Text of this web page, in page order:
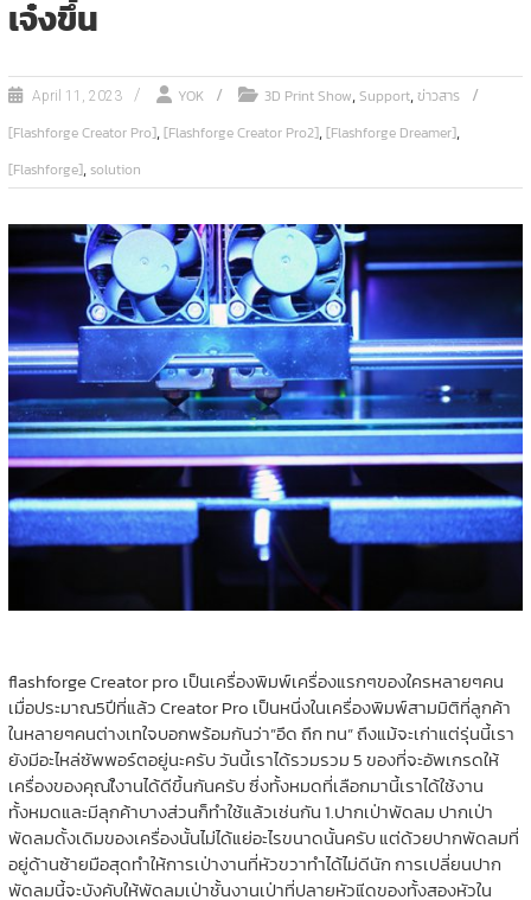
เจ๋งขึ้น
April 11, 2023 YOK 3D Print Show,Support,ข่าวสาร
[Flashforge Creator Pro],[Flashforge Creator Pro2],[Flashforge Dreamer],
[Flashforge],solution
flashforge Creator pro เป็นเครื่องพิมพ์เครื่องแรกๆของใครหลายๆคน
เมื่อประมาณ5ปีที่แล้ว Creator Pro เป็นหนึ่งในเครื่องพิมพ์สามมิติที่ลูกค้า
ในหลายๆคนต่างเทใจบอกพร้อมกันว่า”อึด ถึก ทน” ถึงแม้จะเก่าแต่รุ่นนี้เรา
ยังมีอะไหล่ซัพพอร์ตอยู่นะครับ วันนี้เราได้รวมรวม 5 ของที่จะอัพเกรดให้
เครื่องของคุณใ้งานได้ดีขึ้นกันครับ ซึ่งทั้งหมดที่เลือกมานี้เราได้ใช้งาน
ทั้งหมดและมีลุกค้าบางส่วนก็ทำใช้แล้วเช่นกัน 1.ปากเป่าพัดลม ปากเป่า
พัดลมดั้งเดิมของเครื่องนั้นไม่ได้แย่อะไรขนาดนั้นครับ แต่ด้วยปากพัดลมที่
อยู่ด้านซ้ายมือสุดทำให้การเป่างานที่หัวขวาทำได้ไม่ดีนัก การเปลี่ยนปาก
พัดลมนี้จะบังคับให้พัดลมเป่าชั้นงานเป่าที่ปลายหัวแีดของทั้งสองหัวใน